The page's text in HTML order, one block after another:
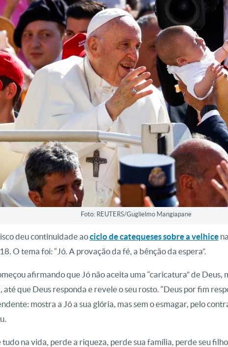
Foto: REUTERS/Guglielmo Mangiapane
deu continuidade aociclo de catequeses sobre a velhice
O tema foi: “Jó. A provação da fé, a bênção da espera”.
afirmando que Jó não aceita uma “caricatura” de Deus,
até que Deus responda e revele o seu rosto. “Deus por fim
mostra a Jó a sua glória, mas sem o esmagar, pelo
tudo na vida, perde a riqueza, perde sua família, perde seu